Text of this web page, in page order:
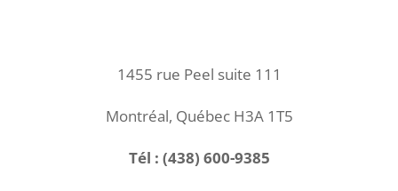
1455 rue Peel suite 111
Montréal, Québec H3A 1T5
Tél : (438) 600-9385